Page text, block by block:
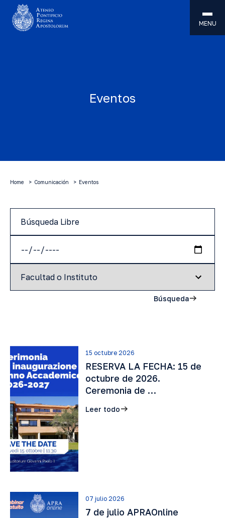
MENU
Eventos
Home Comunicación Eventos
Búsqueda
15 octubre 2026
RESERVA LA FECHA: 15 de
octubre de 2026.
Ceremonia de …
Leer todo
07 julio 2026
7 de julio APRAOnline